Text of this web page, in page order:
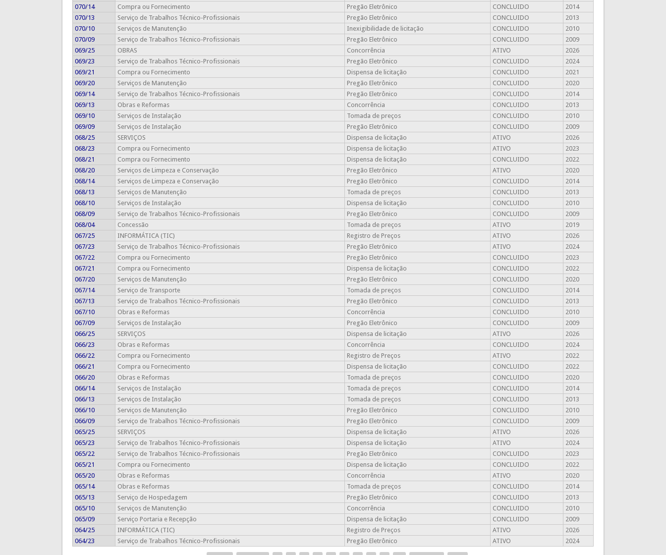
070/14
Compra ou Fornecimento Pregão Eletrônico CONCLUIDO
2014
070/13
Serviço de Trabalhos Técnico-Profissionais Pregão Eletrônico CONCLUIDO
2013
070/10
Serviços de Manutenção Inexigibilidade de licitação CONCLUIDO
2010
070/09
Serviço de Trabalhos Técnico-Profissionais Pregão Eletrônico CONCLUIDO
2009
069/25
OBRAS Concorrência ATIVO
2026
069/23
Serviço de Trabalhos Técnico-Profissionais Pregão Eletrônico CONCLUIDO
2024
069/21
Compra ou Fornecimento Dispensa de licitação CONCLUIDO
2021
069/20
Serviços de Manutenção Pregão Eletrônico CONCLUIDO
2020
069/14
Serviço de Trabalhos Técnico-Profissionais Pregão Eletrônico CONCLUIDO
2014
069/13
Obras e Reformas Concorrência CONCLUIDO
2013
069/10
Serviços de Instalação Tomada de preços CONCLUIDO
2010
069/09
Serviços de Instalação Pregão Eletrônico CONCLUIDO
2009
068/25
SERVIÇOS Dispensa de licitação ATIVO
2026
068/23
Compra ou Fornecimento Dispensa de licitação ATIVO
2023
068/21
Compra ou Fornecimento Dispensa de licitação CONCLUIDO
2022
068/20
Serviços de Limpeza e Conservação Pregão Eletrônico ATIVO
2020
068/14
Serviços de Limpeza e Conservação Pregão Eletrônico CONCLUIDO
2014
068/13
Serviços de Manutenção Tomada de preços CONCLUIDO
2013
068/10
Serviços de Instalação Dispensa de licitação CONCLUIDO
2010
068/09
Serviço de Trabalhos Técnico-Profissionais Pregão Eletrônico CONCLUIDO
2009
068/04
Concessão Tomada de preços ATIVO
2019
067/25
INFORMÁTICA (TIC) Registro de Preços ATIVO
2026
067/23
Serviço de Trabalhos Técnico-Profissionais Pregão Eletrônico ATIVO
2024
067/22
Compra ou Fornecimento Pregão Eletrônico CONCLUIDO
2023
067/21
Compra ou Fornecimento Dispensa de licitação CONCLUIDO
2022
067/20
Serviços de Manutenção Pregão Eletrônico CONCLUIDO
2020
067/14
Serviço de Transporte Tomada de preços CONCLUIDO
2014
067/13
Serviço de Trabalhos Técnico-Profissionais Pregão Eletrônico CONCLUIDO
2013
067/10
Obras e Reformas Concorrência CONCLUIDO
2010
067/09
Serviços de Instalação Pregão Eletrônico CONCLUIDO
2009
066/25
SERVIÇOS Dispensa de licitação ATIVO
2026
066/23
Obras e Reformas Concorrência CONCLUIDO
2024
066/22
Compra ou Fornecimento Registro de Preços ATIVO
2022
066/21
Compra ou Fornecimento Dispensa de licitação CONCLUIDO
2022
066/20
Obras e Reformas Tomada de preços CONCLUIDO
2020
066/14
Serviços de Instalação Tomada de preços CONCLUIDO
2014
066/13
Serviços de Instalação Tomada de preços CONCLUIDO
2013
066/10
Serviços de Manutenção Pregão Eletrônico CONCLUIDO
2010
066/09
Serviço de Trabalhos Técnico-Profissionais Pregão Eletrônico CONCLUIDO
2009
065/25
SERVIÇOS Dispensa de licitação ATIVO
2026
065/23
Serviço de Trabalhos Técnico-Profissionais Dispensa de licitação ATIVO
2024
065/22
Serviço de Trabalhos Técnico-Profissionais Pregão Eletrônico CONCLUIDO
2023
065/21
Compra ou Fornecimento Dispensa de licitação CONCLUIDO
2022
065/20
Obras e Reformas Concorrência ATIVO
2020
065/14
Obras e Reformas Tomada de preços CONCLUIDO
2014
065/13
Serviço de Hospedagem Pregão Eletrônico CONCLUIDO
2013
065/10
Serviços de Manutenção Concorrência CONCLUIDO
2010
065/09
Serviço Portaria e Recepção Dispensa de licitação CONCLUIDO
2009
064/25
INFORMÁTICA (TIC) Registro de Preços ATIVO
2026
064/23
Serviço de Trabalhos Técnico-Profissionais Pregão Eletrônico ATIVO 2024